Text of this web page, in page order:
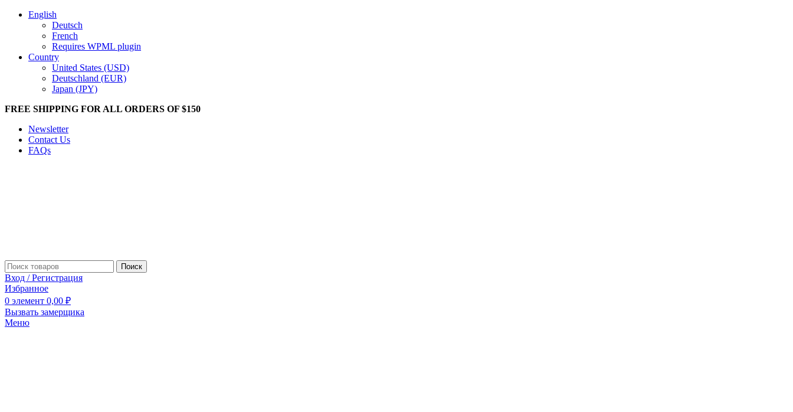
English
Deutsch
French
Requires WPML plugin
Country
United States (USD)
Deutschland (EUR)
Japan (JPY)
FREE SHIPPING FOR ALL ORDERS OF $150
Newsletter
Contact Us
FAQs
Поиск
Вход / Регистрация
Избранное
0 элемент 0,00 ₽
Вызвать замерщика
Меню